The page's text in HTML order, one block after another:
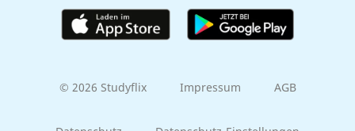
© 2026 Studyflix Impressum AGB